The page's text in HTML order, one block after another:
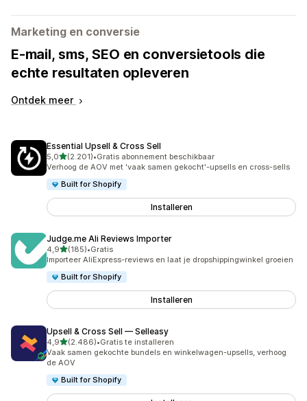
Marketing en conversie
E-mail, sms, SEO en conversietools die
echte resultaten opleveren
Ontdek meer
Essential Upsell & Cross Sell
5,0van 5 sterren
(2.201)
2201 recensies in totaal
•Gratis abonnement beschikbaar
Verhoog de AOV met 'vaak samen gekocht'-upsells en cross-sells
Built for Shopify
Installeren
Judge.me Ali Reviews Importer
4,9van 5 sterren
(185)
185 recensies in totaal
•Gratis
Importeer AliExpress-reviews en laat je dropshippingwinkel groeien
Built for Shopify
Installeren
Upsell & Cross Sell — Selleasy
4,9van 5 sterren
(2.486)
2486 recensies in totaal
•Gratis te installeren
Vaak samen gekochte bundels en winkelwagen-upsells, verhoog
de AOV
Built for Shopify